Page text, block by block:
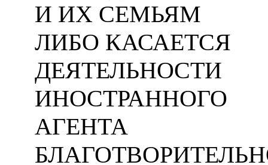
И ИХ СЕМЬЯМ
ЛИБО КАСАЕТСЯ
ДЕЯТЕЛЬНОСТИ
ИНОСТРАННОГО
АГЕНТА